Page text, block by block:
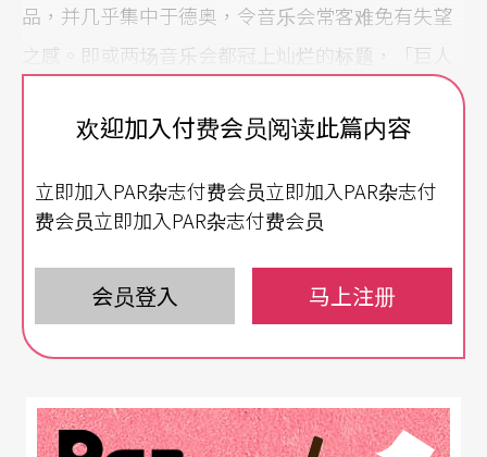
品，并几乎集中于德奥，令音乐会常客难免有失望
之感。即或两场音乐会都冠上灿烂的标题，「巨人
的跫音」与「角落的宝石」，过去几年里，NSO音
乐会的盛况在此却不复见，在诸多值得思考的因素
指挥成竹在胸，乐团努力相随
虽然曲目无新意，九月廿五日的音乐会却显示出，
乐团和指挥之间的默契尚待琢磨。如同许多出身德
点的方式，传达个人诠释的要求。例如，他并非一
成不变地一拍拍地打拍子，而会挥出大拍，以做出
欢迎加入付费会员阅读此篇内容
立即加入PAR杂志付费会员立即加入PAR杂志付
费会员立即加入PAR杂志付费会员
会员登入 马上注册